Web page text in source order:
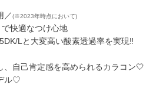
／(※2023年時点において)
快適なつけ心地
Lと大変高い酸素透過率を実現‼
、自己肯定感を高められるカラコン🤍
ル♡